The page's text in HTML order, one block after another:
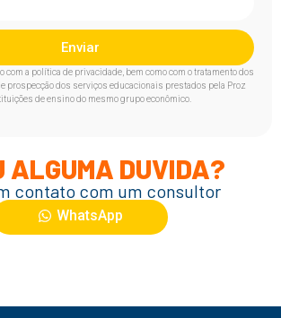
Enviar
com a política de privacidade, bem como com o tratamento dos
prospecção dos serviços educacionais prestados pela Proz
de ensino do mesmo grupo econômico.
ALGUMA DUVIDA?
contato com um consultor
WhatsApp